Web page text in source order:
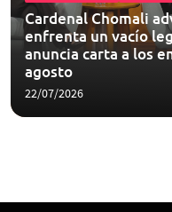
Cardenal Chomali
enfrenta un vacío
anuncia carta a los
agosto
22/07/2026